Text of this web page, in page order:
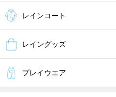
レインコート
レイングッズ
プレイウエア